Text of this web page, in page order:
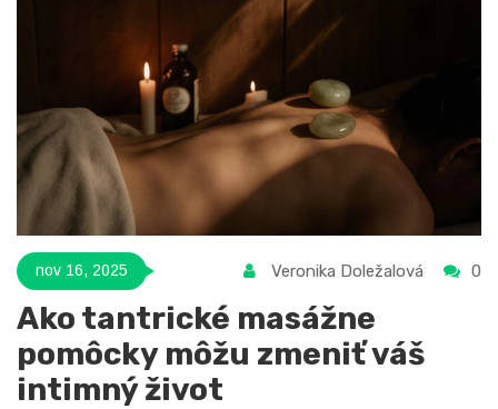
nov 16, 2025 Veronika Doležalová 0
Ako tantrické masážne
pomôcky môžu zmeniť váš
intimný život